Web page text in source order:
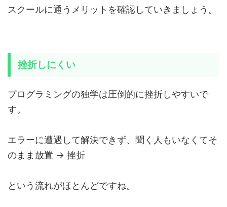
スクールに通うメリットを確認していきましょう。
挫折しにくい
プログラミングの独学は圧倒的に挫折しやすいで
す。
エラーに遭遇して解決できず、聞く人もいなくてそ
のまま放置 → 挫折
という流れがほとんどですね。